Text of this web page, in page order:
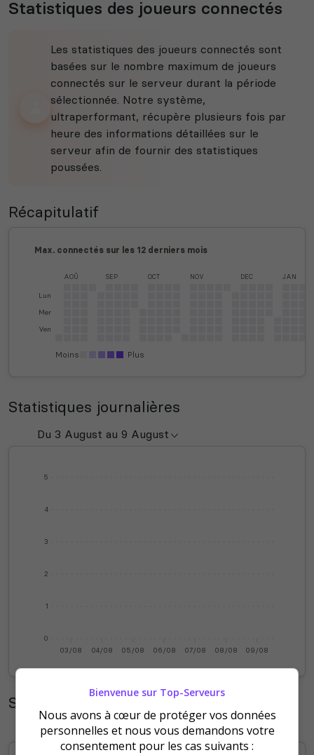
Statistiques des joueurs connectés
Les statistiques des joueurs connectés sont
basées sur le nombre maximum de joueurs
connectés sur le serveur durant la période
sélectionnée. Notre système,
ultraperformant, récupère plusieurs fois par
heure des informations détaillées sur le
serveur afin de fournir des statistiques
poussées.
Récapitulatif
Max. connectés sur les 12 derniers mois
Lun
Mer
Ven
AOÛ SEP OCT NOV DEC JAN
Moins Plus
Statistiques journalières
0
1
2
3
4
5
03/08 04/08 05/08 06/08 07/08 08/08 09/08
Statistiques mensuelles
Bienvenue sur Top-Serveurs
Nous avons à cœur de protéger vos données
personnelles et nous vous demandons votre
consentement pour les cas suivants :